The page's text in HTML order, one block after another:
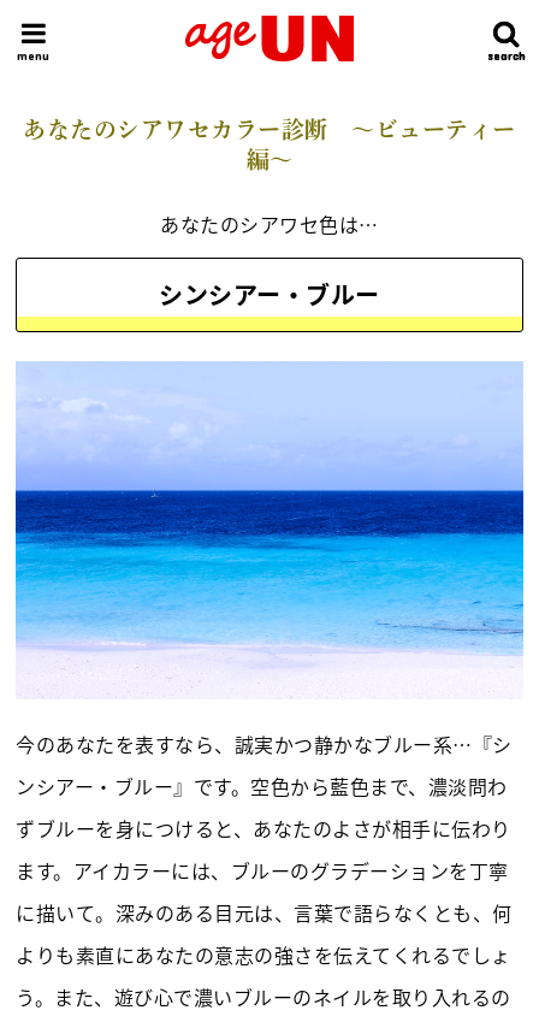
search
search
menu
HOME 今日の運勢ランキング 明日の運勢ランキング 今週の運勢
あなたのシアワセカラー診断 ～ビューティー
編～
あなたのシアワセ色は…
シンシアー・ブルー
今のあなたを表すなら、誠実かつ静かなブルー系…『シ
ンシアー・ブルー』です。空色から藍色まで、濃淡問わ
ずブルーを身につけると、あなたのよさが相手に伝わり
ます。アイカラーには、ブルーのグラデーションを丁寧
に描いて。深みのある目元は、言葉で語らなくとも、何
よりも素直にあなたの意志の強さを伝えてくれるでしょ
う。また、遊び心で濃いブルーのネイルを取り入れるの